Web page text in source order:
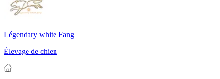
Légendary white Fang
Élevage de chien